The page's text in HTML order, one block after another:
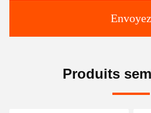
Envoyez
Produits